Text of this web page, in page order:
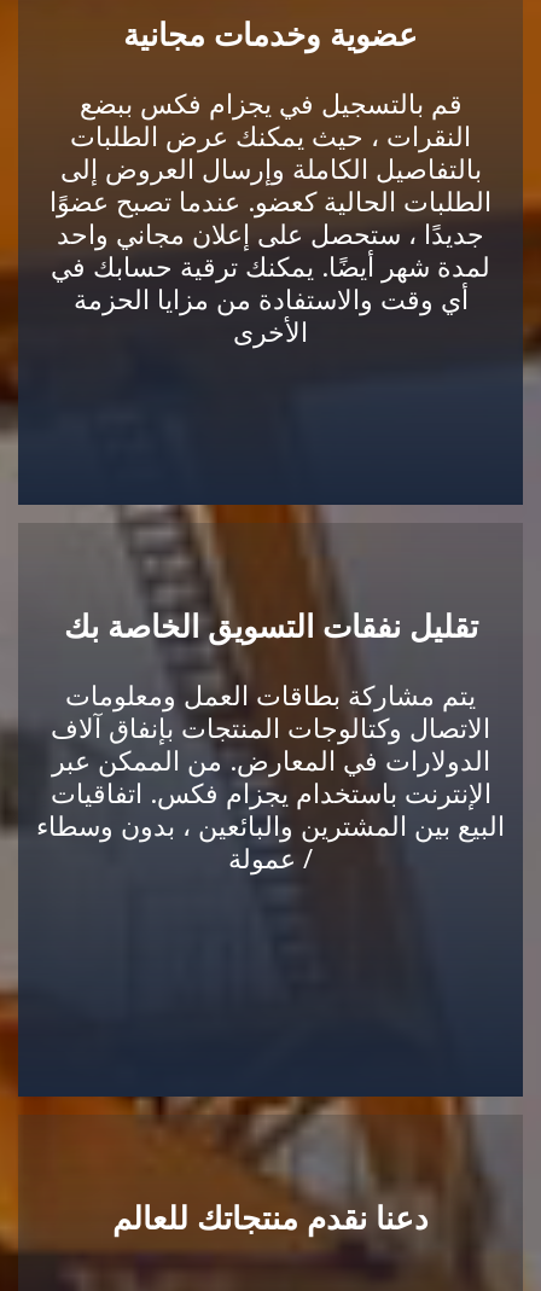
عضوية وخدمات مجانية
قم بالتسجيل في يجزام فكس ببضع
النقرات ، حيث يمكنك عرض الطلبات
بالتفاصيل الكاملة وإرسال العروض إلى
الطلبات الحالية كعضو. عندما تصبح عضوًا
جديدًا ، ستحصل على إعلان مجاني واحد
لمدة شهر أيضًا. يمكنك ترقية حسابك في
أي وقت والاستفادة من مزايا الحزمة
الأخرى
تقليل نفقات التسويق الخاصة بك
يتم مشاركة بطاقات العمل ومعلومات
الاتصال وكتالوجات المنتجات بإنفاق آلاف
الدولارات في المعارض. من الممكن عبر
الإنترنت باستخدام يجزام فكس. اتفاقيات
البيع بين المشترين والبائعين ، بدون وسطاء
/ عمولة
دعنا نقدم منتجاتك للعالم